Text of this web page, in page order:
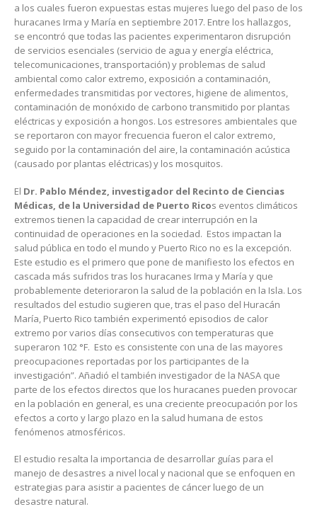
a los cuales fueron expuestas estas mujeres luego del paso de los
huracanes Irma y María en septiembre 2017. Entre los hallazgos,
se encontró que todas las pacientes experimentaron disrupción
de servicios esenciales (servicio de agua y energía eléctrica,
telecomunicaciones, transportación) y problemas de salud
ambiental como calor extremo, exposición a contaminación,
enfermedades transmitidas por vectores, higiene de alimentos,
contaminación de monóxido de carbono transmitido por plantas
eléctricas y exposición a hongos. Los estresores ambientales que
se reportaron con mayor frecuencia fueron el calor extremo,
seguido por la contaminación del aire, la contaminación acústica
(causado por plantas eléctricas) y los mosquitos.
El Dr. Pablo Méndez, investigador del Recinto de Ciencias
Médicas, de la Universidad de Puerto Ricos eventos climáticos
extremos tienen la capacidad de crear interrupción en la
continuidad de operaciones en la sociedad. Estos impactan la
salud pública en todo el mundo y Puerto Rico no es la excepción.
Este estudio es el primero que pone de manifiesto los efectos en
cascada más sufridos tras los huracanes Irma y María y que
probablemente deterioraron la salud de la población en la Isla. Los
resultados del estudio sugieren que, tras el paso del Huracán
María, Puerto Rico también experimentó episodios de calor
extremo por varios días consecutivos con temperaturas que
superaron 102 °F. Esto es consistente con una de las mayores
preocupaciones reportadas por los participantes de la
investigación”. Añadió el también investigador de la NASA que
parte de los efectos directos que los huracanes pueden provocar
en la población en general, es una creciente preocupación por los
efectos a corto y largo plazo en la salud humana de estos
fenómenos atmosféricos.
El estudio resalta la importancia de desarrollar guías para el
manejo de desastres a nivel local y nacional que se enfoquen en
estrategias para asistir a pacientes de cáncer luego de un
desastre natural.